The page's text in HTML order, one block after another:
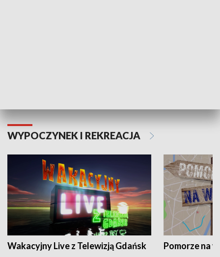
WYPOCZYNEK I REKREACJA
Wakacyjny Live z Telewizją Gdańsk Pomorze na